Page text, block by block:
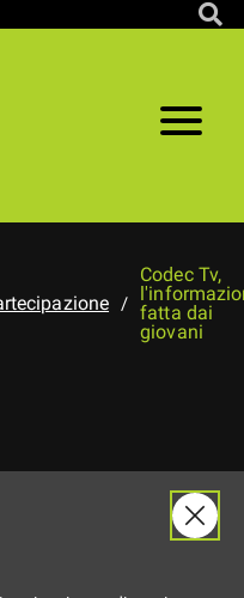
/
Codec Tv,
fatta dai
giovani